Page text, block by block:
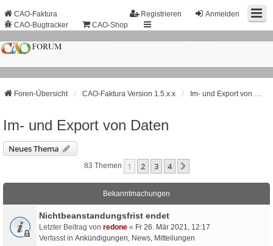
Anmelden
Registrieren
CAO-Faktura
CAO-Bugtracker
CAO-Shop
Foren-Übersicht CAO-Faktura Version 1.5.x.x
Im- und Export von Daten
Neues Thema
83 Themen 1 2 3 4
Bekanntmachungen
Nichtbeanstandungs­frist endet
Letzter Beitrag von redone « Fr 26. Mär 2021, 12:17
Verfasst in Ankündigungen, News, Mitteilungen